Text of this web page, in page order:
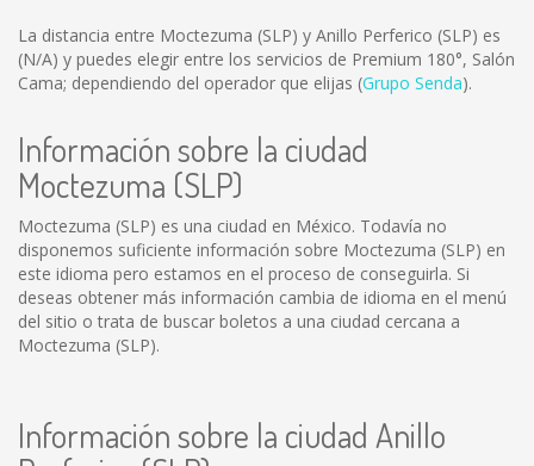
La distancia entre Moctezuma (SLP) y Anillo Perferico (SLP) es
(N/A) y puedes elegir entre los servicios de Premium 180°, Salón
Cama; dependiendo del operador que elijas (Grupo Senda).
Información sobre la ciudad
Moctezuma (SLP)
Moctezuma (SLP) es una ciudad en México. Todavía no
disponemos suficiente información sobre Moctezuma (SLP) en
este idioma pero estamos en el proceso de conseguirla. Si
deseas obtener más información cambia de idioma en el menú
del sitio o trata de buscar boletos a una ciudad cercana a
Moctezuma (SLP).
Información sobre la ciudad Anillo